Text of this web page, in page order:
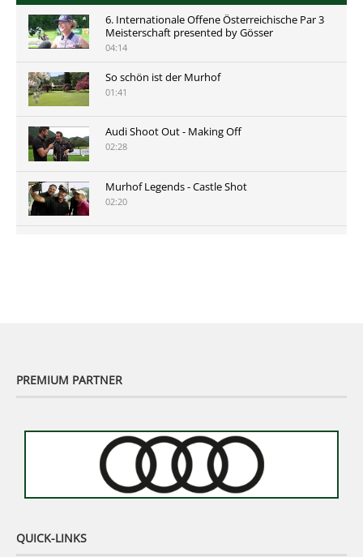
6. Internationale Offene Österreichische Par 3
Meisterschaft presented by Gösser
04:14
So schön ist der Murhof
01:41
Audi Shoot Out - Making Off
02:28
Murhof Legends - Castle Shot
02:20
PREMIUM PARTNER
QUICK-LINKS